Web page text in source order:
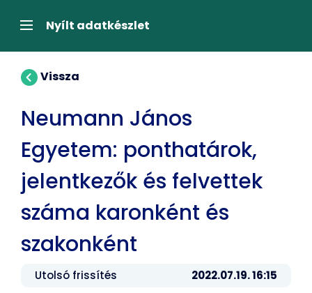
átugrásaNavigációNyílt adatkészlet
Vissza
Neumann János
Egyetem: ponthatárok,
jelentkezők és felvettek
száma karonként és
szakonként
Utolsó frissítés 2022.07.19. 16:15